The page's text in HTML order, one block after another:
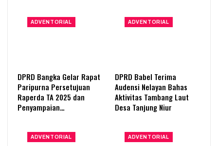
ADVENTORIAL
DPRD Bangka Gelar Rapat
Paripurna Persetujuan
Raperda TA 2025 dan
Penyampaian…
ADVENTORIAL
DPRD Babel Terima
Audensi Nelayan Bahas
Aktivitas Tambang Laut
Desa Tanjung Niur
ADVENTORIAL ADVENTORIAL